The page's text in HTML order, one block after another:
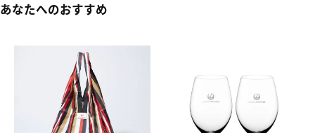
あなたへのおすすめ